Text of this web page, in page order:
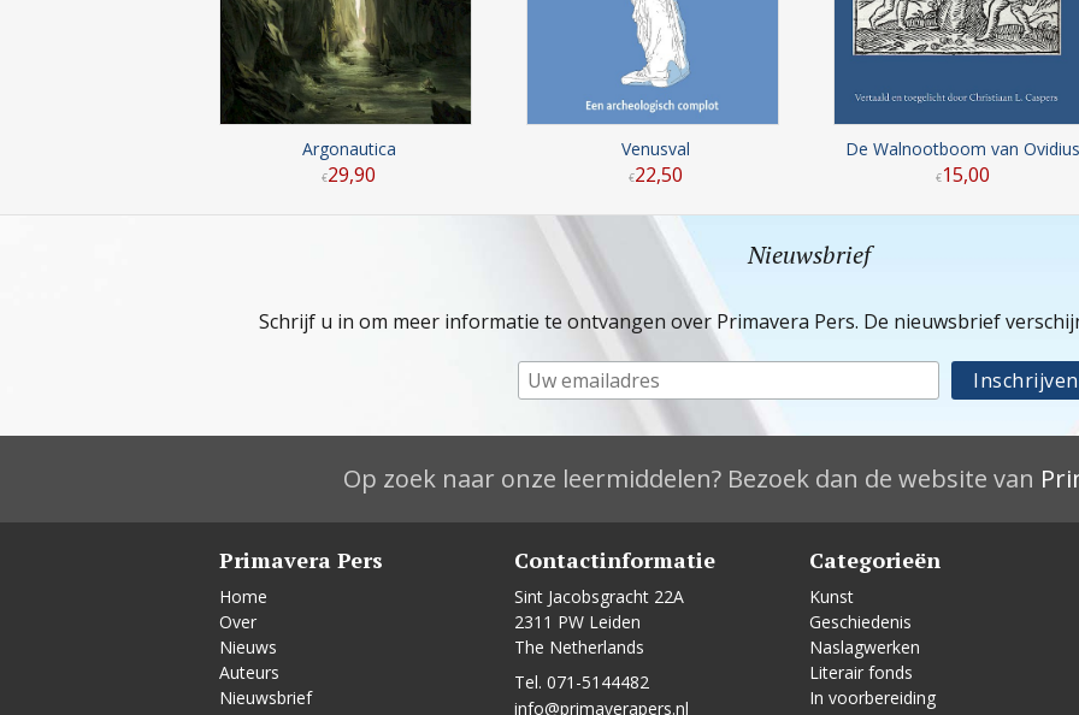
Argonautica
€29,90
Venusval
€22,50
De Walnootboom van Ovidius
€15,00
Nieuwsbrief
Schrijf u in om meer informatie te ontvangen over Primavera Pers. De nieuwsbrief
Op zoek naar onze leermiddelen? Bezoek dan de website van
Primavera Pers
Home
Over
Nieuws
Auteurs
Nieuwsbrief
Contactinformatie
Sint Jacobsgracht 22A
2311 PW Leiden
The Netherlands
Tel. 071-5144482
info@primaverapers.nl
Categorieën
Kunst
Geschiedenis
Naslagwerken
Literair fonds
In voorbereiding